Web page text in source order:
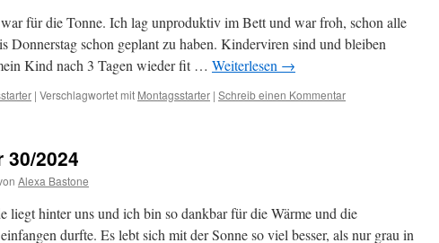
für die Tonne. Ich lag unproduktiv im Bett und war froh, schon alle
Donnerstag schon geplant zu haben. Kinderviren sind und bleiben
Kind nach 3 Tagen wieder fit … Weiterlesen →
| Verschlagwortet mit Montagsstarter | Schreib einen Kommentar
2024
Alexa Bastone
liegt hinter uns und ich bin so dankbar für die Wärme und die
durfte. Es lebt sich mit der Sonne so viel besser, als nur grau in